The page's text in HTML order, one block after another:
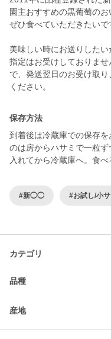
園主おすすめの黒葡萄の
ぜひ食べていただきたいで
美味しい時にお送りした
指定はお受けしておりま
で、発送翌日のお受け取
ください。
保存方法
到着後は冷蔵庫での保存
のは房からハサミで一粒
入れてから冷蔵庫へ。食べ
#新◯◯ #お試し/小
カテゴリ
品種
産地